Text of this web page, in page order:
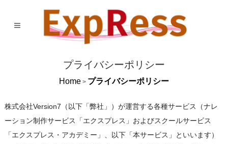
プライバシーポリシー
Home> プライバシーポリシー
株式会社Version7（以下「弊社」）が運営する各種サービス（ナレ
ーション制作サービス「エクスプレス」およびスクールサービス
「エクスプレス・アカデミー」、以下「本サービス」といいます）